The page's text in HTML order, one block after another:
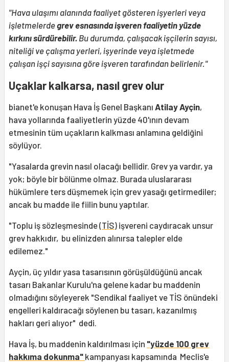
"Hava ulaşımı alanında faaliyet gösteren işyerleri veya
işletmelerdegrev esnasında işveren faaliyetin yüzde
kırkını sürdürebilir. Bu durumda, çalışacak işçilerin sayısı,
niteliği ve çalışma yerleri, işyerinde veya işletmede
çalışan işçi sayısına göre işveren tarafından belirlenir."
Uçaklar kalkarsa, nasıl grev olur
bianet'e konuşan Hava İş Genel Başkanı Atilay Ayçin,
hava yollarında faaliyetlerin yüzde 40'ının devam
etmesinin tüm uçakların kalkması anlamına geldiğini
söylüyor.
"Yasalarda grevin nasıl olacağı bellidir. Grev ya vardır, ya
yok; böyle bir bölünme olmaz. Burada uluslararası
hükümlere ters düşmemek için grev yasağı getirmediler;
ancak bu madde ile fiilin bunu yaptılar.
"Toplu iş sözleşmesinde (TİS) işvereni caydıracak unsur
grev hakkıdır, bu elinizden alınırsa talepler elde
edilemez."
Ayçin, üç yıldır yasa tasarısının görüşüldüğünü ancak
tasarı Bakanlar Kurulu'na gelene kadar bu maddenin
olmadığını söyleyerek "Sendikal faaliyet ve TİS önündeki
engelleri kaldıracağı söylenen bu tasarı, kazanılmış
hakları geri alıyor" dedi.
Hava İş, bu maddenin kaldırılması için "yüzde 100 grev
hakkıma dokunma" kampanyası kapsamında Meclis'e